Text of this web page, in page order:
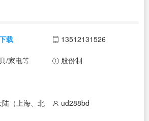
载 13512131526
/家电等 股份制
陆（上海、北 ud288bd